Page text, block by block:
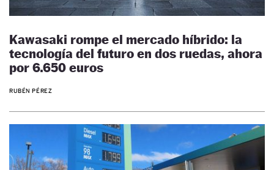
Kawasaki rompe el mercado híbrido: la
tecnología del futuro en dos ruedas, ahora
por 6.650 euros
RUBÉN PÉREZ